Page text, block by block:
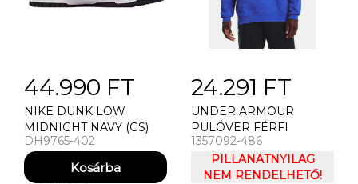
44.990 FT
NIKE DUNK LOW
MIDNIGHT NAVY (GS)
UTCAI CIPŐ
DH9765-402
24.291 FT
UNDER ARMOUR
PULÓVER FÉRFI
PULÓVER UNDER
ARMOUR UA RIVAL
FLEECE HOODIE
1357092-486
PILLANATNYILAG
NEM RENDELHETŐ!